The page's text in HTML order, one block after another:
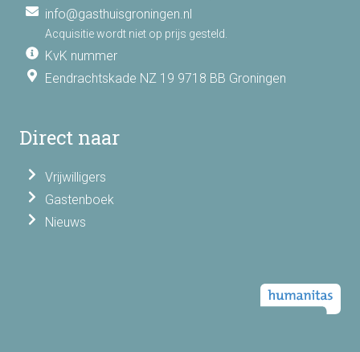
info@gasthuisgroningen.nl
Acquisitie wordt niet op prijs gesteld.
KvK nummer
Eendrachtskade NZ 19 9718 BB Groningen
Direct naar
Vrijwilligers
Gastenboek
Nieuws